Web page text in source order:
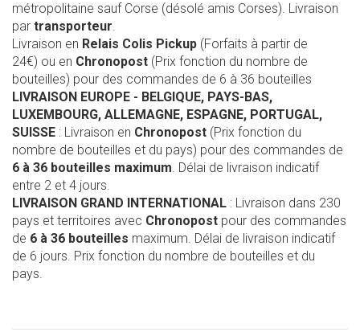
métropolitaine sauf Corse (désolé amis Corses). Livraison
par transporteur.
Livraison en Relais Colis Pickup (Forfaits à partir de
24€) ou en Chronopost (Prix fonction du nombre de
bouteilles) pour des commandes de 6 à 36 bouteilles
LIVRAISON EUROPE - BELGIQUE, PAYS-BAS,
LUXEMBOURG, ALLEMAGNE, ESPAGNE, PORTUGAL,
SUISSE : Livraison en Chronopost (Prix fonction du
nombre de bouteilles et du pays) pour des commandes de
6 à 36 bouteilles maximum. Délai de livraison indicatif
entre 2 et 4 jours.
LIVRAISON GRAND INTERNATIONAL : Livraison dans 230
pays et territoires avec Chronopost pour des commandes
de 6 à 36 bouteilles maximum. Délai de livraison indicatif
de 6 jours. Prix fonction du nombre de bouteilles et du
pays.